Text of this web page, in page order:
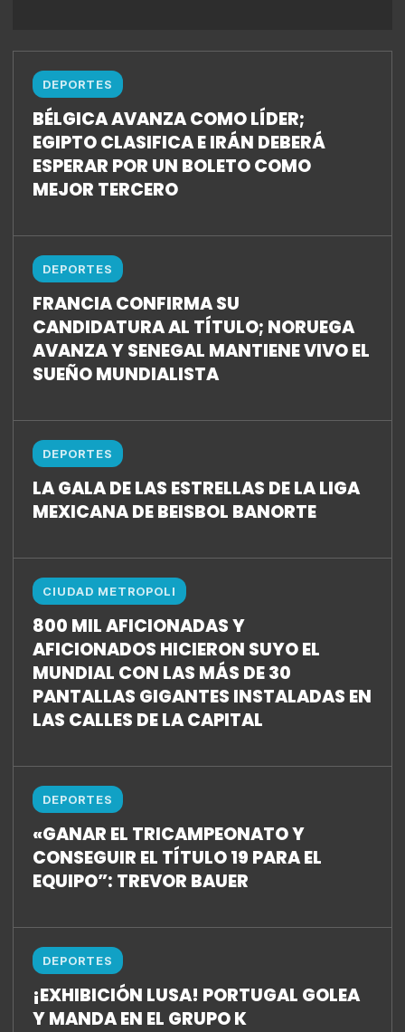
DEPORTES
BÉLGICA AVANZA COMO LÍDER;
EGIPTO CLASIFICA E IRÁN DEBERÁ
ESPERAR POR UN BOLETO COMO
MEJOR TERCERO
DEPORTES
FRANCIA CONFIRMA SU
CANDIDATURA AL TÍTULO; NORUEGA
AVANZA Y SENEGAL MANTIENE VIVO EL
SUEÑO MUNDIALISTA
DEPORTES
LA GALA DE LAS ESTRELLAS DE LA LIGA
MEXICANA DE BEISBOL BANORTE
CIUDAD METROPOLI
800 MIL AFICIONADAS Y
AFICIONADOS HICIERON SUYO EL
MUNDIAL CON LAS MÁS DE 30
PANTALLAS GIGANTES INSTALADAS EN
LAS CALLES DE LA CAPITAL
DEPORTES
«GANAR EL TRICAMPEONATO Y
CONSEGUIR EL TÍTULO 19 PARA EL
EQUIPO”: TREVOR BAUER
DEPORTES
¡EXHIBICIÓN LUSA! PORTUGAL GOLEA
Y MANDA EN EL GRUPO K